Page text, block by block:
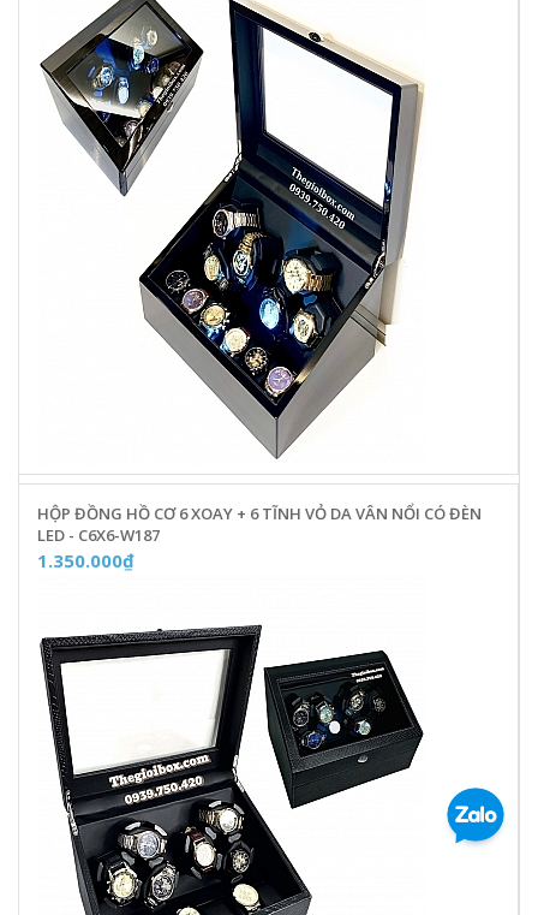
HỘP ĐỒNG HỒ CƠ 6 XOAY + 6 TĨNH VỎ DA VÂN NỔI CÓ ĐÈN
LED - C6X6-W187
1.350.000₫